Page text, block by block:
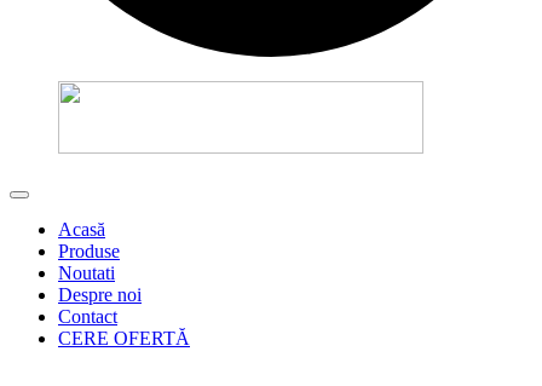
Acasă
Produse
Noutati
Despre noi
Contact
CERE OFERTĂ